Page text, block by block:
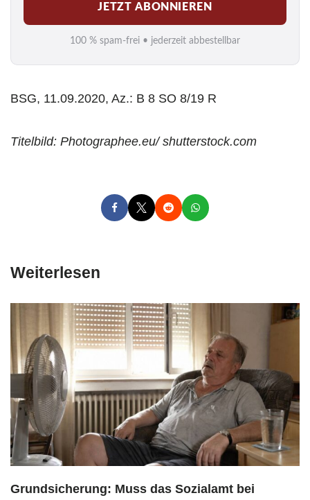
a
i
l
*
JETZT ABONNIEREN
100 % spam-frei • jederzeit abbestellbar
BSG, 11.09.2020, Az.: B 8 SO 8/19 R
Titelbild: Photographee.eu/ shutterstock.com
Weiterlesen
Grundsicherung: Muss das Sozialamt bei